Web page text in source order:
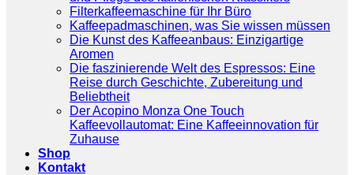
Filterkaffeemaschine für Ihr Büro
Kaffeepadmaschinen, was Sie wissen müssen
Die Kunst des Kaffeeanbaus: Einzigartige
Aromen
Die faszinierende Welt des Espressos: Eine
Reise durch Geschichte, Zubereitung und
Beliebtheit
Der Acopino Monza One Touch
Kaffeevollautomat: Eine Kaffeeinnovation für
Zuhause
Shop
Kontakt